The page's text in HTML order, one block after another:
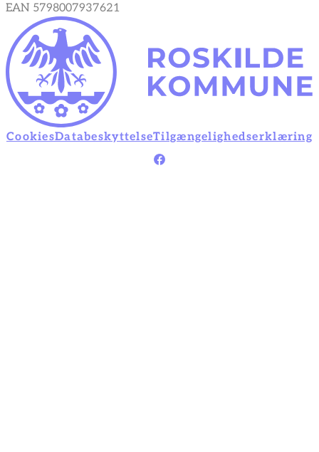
EAN 5798007937621
CookiesDatabeskyttelseTilgængelighedserklæring